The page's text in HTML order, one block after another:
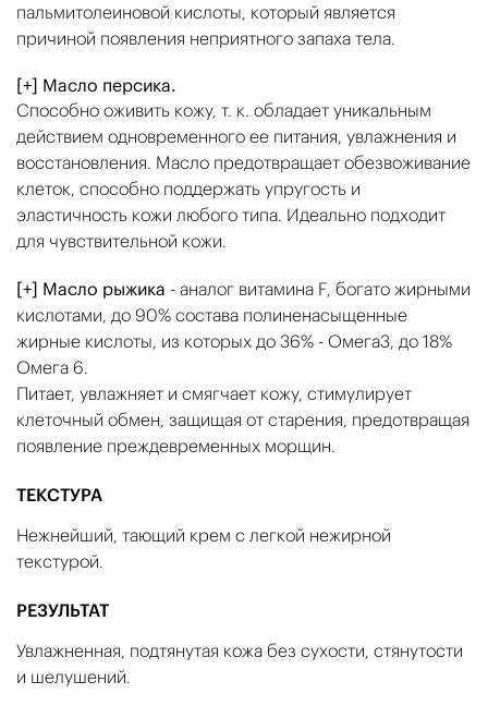
пальмитолеиновой кислоты, который является
причиной появления неприятного запаха тела.
[+] Масло персика.
Способно оживить кожу, т. к. обладает уникальным
действием одновременного ее питания, увлажнения и
восстановления. Масло предотвращает обезвоживание
клеток, способно поддержать упругость и
эластичность кожи любого типа. Идеально подходит
для чувствительной кожи.
[+] Масло рыжика - аналог витамина F, богато жирными
кислотами, до 90% состава полиненасыщенные
жирные кислоты, из которых до 36% - Омега3, до 18%
Омега 6.
Питает, увлажняет и смягчает кожу, cтимулирует
клеточный обмен, защищая от старения, предотвращая
появление преждевременных морщин.
ТЕКСТУРА
Нежнейший, тающий крем с легкой нежирной
текстурой.
РЕЗУЛЬТАТ
Увлажненная, подтянутая кожа без сухости, стянутости
и шелушений.